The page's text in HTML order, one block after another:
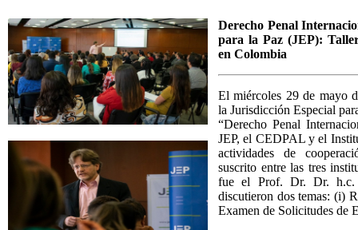
Derecho Penal
para la Paz (JEP):
en Colombia
El miércoles 29 de mayo
la Jurisdicción Especial
“Derecho Penal
JEP, el CEDPAL y el
actividades de
suscrito entre las tres
fue el Prof. Dr. Dr.
discutieron dos temas: (i)
Examen de Solicitudes de